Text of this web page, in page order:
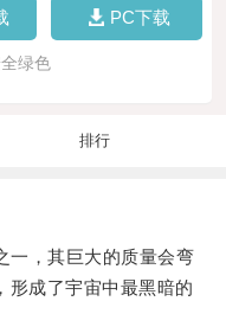
PC下载
绿色
排行
，其巨大的质量会弯
形成了宇宙中最黑暗的